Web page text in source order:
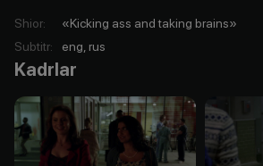
Shior:
«Kicking ass and taking brains»
Subtitr: eng, rus
Kadrlar